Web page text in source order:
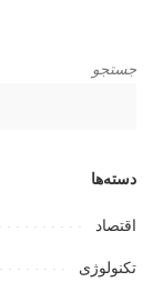
جستجو
دسته‌ها
اقتصاد
تکنولوژی